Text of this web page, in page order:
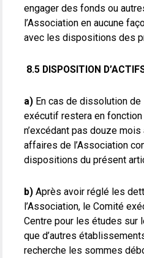
engager des fonds ou
l’Association en aucune
avec les dispositions des
8.5 DISPOSITION
a) En cas de dissolution de
exécutif restera en
n’excédant pas douze
affaires de l’Association
dispositions du présent
b) Après avoir réglé les
l’Association, le Comité
Centre pour les études sur
que d’autres
recherche les sommes